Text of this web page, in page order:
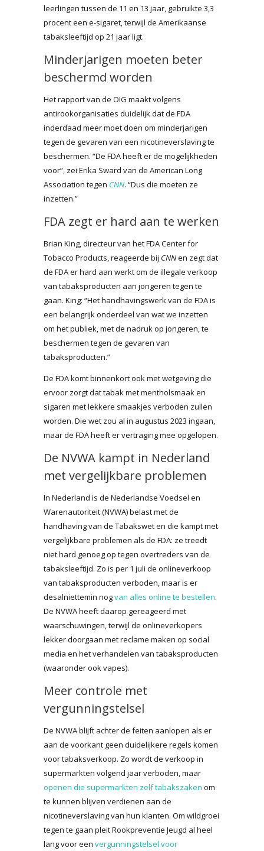
leerlingen tussen de 11 en 13 jaar, gebruikte 3,3
procent een e-sigaret, terwijl de Amerikaanse
tabaksleeftijd op 21 jaar ligt.
Minderjarigen moeten beter
beschermd worden
Het rapport van de OIG maakt volgens
antirookorganisaties duidelijk dat de FDA
inderdaad meer moet doen om minderjarigen
tegen de gevaren van een nicotineverslaving te
beschermen. “De FDA heeft er de mogelijkheden
voor”, zei Erika Sward van de American Long
Association tegen CNN. “Dus die moeten ze
inzetten.”
FDA zegt er hard aan te werken
Brian King, directeur van het FDA Center for
Tobacco Products, reageerde bij CNNen zegt dat
de FDA er hard aan werkt om de illegale verkoop
van tabaksproducten aan jongeren tegen te
gaan. King: “Het handhavingswerk van de FDA is
een belangrijk onderdeel van wat we inzetten
om het publiek, met de nadruk op jongeren, te
beschermen tegen de gevaren van
tabaksproducten.”
De FDA komt binnenkort ook met wetgeving die
ervoor zorgt dat tabak met mentholsmaak en
sigaren met lekkere smaakjes verboden zullen
worden. Die wet zou al in augustus 2023 ingaan,
maar de FDA heeft er vertraging mee opgelopen.
De NVWA kampt in Nederland
met vergelijkbare problemen
In Nederland is de Nederlandse Voedsel en
Warenautoriteit (NVWA) belast met de
handhaving van de Tabakswet en die kampt met
vergelijkbare problemen als de FDA: ze treedt
niet hard genoeg op tegen overtreders van de
tabaksleeftijd. Zo is per 1 juli de onlineverkoop
van tabaksproducten verboden, maar is er
desalniettemin nogvan alles online te bestellen.
De NVWA heeft daarop gereageerd met
waarschuwingen, terwijl de onlineverkopers
lekker doorgaan met reclame maken op social
media en het verhandelen van tabaksproducten
(waaronder ook vapes).
Meer controle met
vergunningstelsel
De NVWA blijft achter de feiten aanlopen als er
aan de voorkant geen duidelijkere regels komen
voor tabaksverkoop. Zo wordt de verkoop in
supermarkten volgend jaar verboden, maar
openen die supermarkten zelf tabakszaken om
te kunnen blijven verdienen aan de
nicotineverslaving van hun klanten. Om wildgroei
tegen te gaan pleit Rookpreventie Jeugd al heel
lang voor een vergunningstelsel voor